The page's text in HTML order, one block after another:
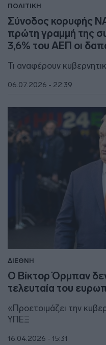
ΠΟΛΙΤΙΚΗ
Σύνοδος κορυφής
πρώτη γραμμή της
3,6% του ΑΕΠ οι
Τι αναφέρουν
06.07.2026 - 22:39
ΔΙΕΘΝΗ
Ο Βίκτορ Όρμπαν
τελευταία του
«Προετοιμάζει την
ΥΠΕΞ
16.04.2026 - 15:31